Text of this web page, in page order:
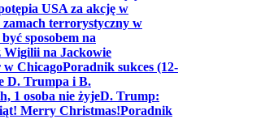
USA za akcję w
terrorystyczny w
sposobem na
Wigilii na Jackowie
w ChicagoPoradnik sukces (12-
D. Trumpa i B.
1 osoba nie żyjeD. Trump:
Merry Christmas!Poradnik